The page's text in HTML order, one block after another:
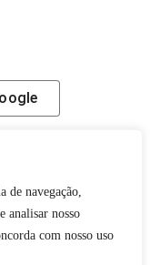
de navegação,
analisar nosso
com nosso uso